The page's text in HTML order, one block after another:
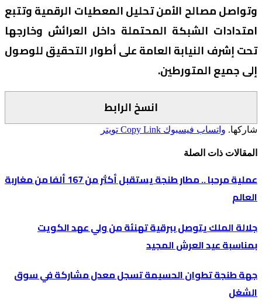
وتواصل مصالح الأمن تحليل المعطيات الرقمية وتتبع
امتدادات الشبكة المحتملة داخل العرائش وخارجها
تحت إشرف النيابة العامة على أطوار التحقيق للوصول
إلى جميع المتورطين.
انسخ الرابط
شاركها. واتساب فيسبوك Copy Link تويتر
المقالات ذات الصلة
عملية مرحبا .. مطار طنجة يستقبل أكثر من 167 ألفا من مغاربة
العالم
جلالة الملك يتوصل ببرقية تهنئة من ولي عهد الكويت
بمناسبة عيد العرش المجيد
جهة طنجة تطوان الحسيمة تسجل معدل مشاركة في سوق
الشغل